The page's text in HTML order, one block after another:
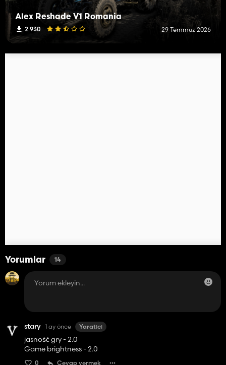
Alex Reshade V1 Romania
2 930 29 Temmuz 2026
Yorumlar 14
stary 1 ay önce Yaratıcı
jasność gry - 2.0
Game brightness - 2.0
0 Cevap vermek